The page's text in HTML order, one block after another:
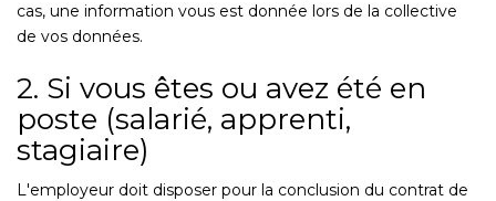
cas, une information vous est donnée lors de la collective
de vos données.
2. Si vous êtes ou avez été en
poste (salarié, apprenti,
stagiaire)
L'employeur doit disposer pour la conclusion du contrat de